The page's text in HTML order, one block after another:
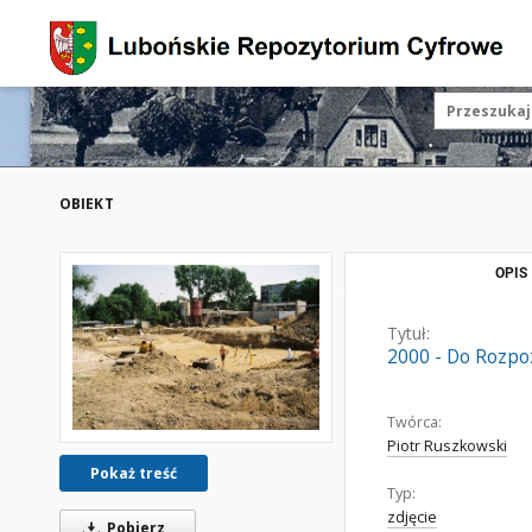
OBIEKT
Pokaż treść
Pobierz
OPIS
Tytuł:
2000 - Do
Twórca:
Piotr Ruszkowski
Typ:
zdjęcie